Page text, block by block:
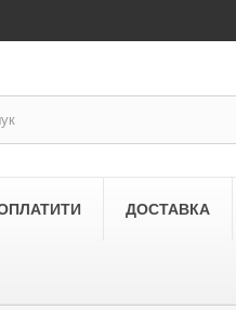
ДОСТАВКА